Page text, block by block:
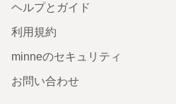
ヘルプとガイド
利用規約
minneのセキュリティ
お問い合わせ